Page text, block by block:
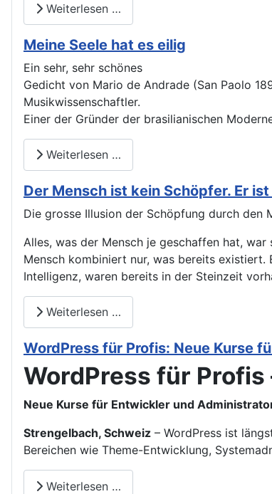
Weiterlesen …
Meine Seele hat es eilig
Ein sehr, sehr schönes
Gedicht von Mario de Andrade (San Paolo
Musikwissenschaftler.
Einer der Gründer der brasilianischen
Weiterlesen …
Der Mensch ist kein Schöpfer. Er
Die grosse Illusion der Schöpfung durch den
Alles, was der Mensch je geschaffen hat,
Mensch kombiniert nur, was bereits
Intelligenz, waren bereits in der Steinzeit
Weiterlesen …
WordPress für Profis: Neue Kurse
WordPress für
Neue Kurse für Entwickler und
Strengelbach, Schweiz – WordPress ist
Bereichen wie Theme-Entwicklung,
Weiterlesen …